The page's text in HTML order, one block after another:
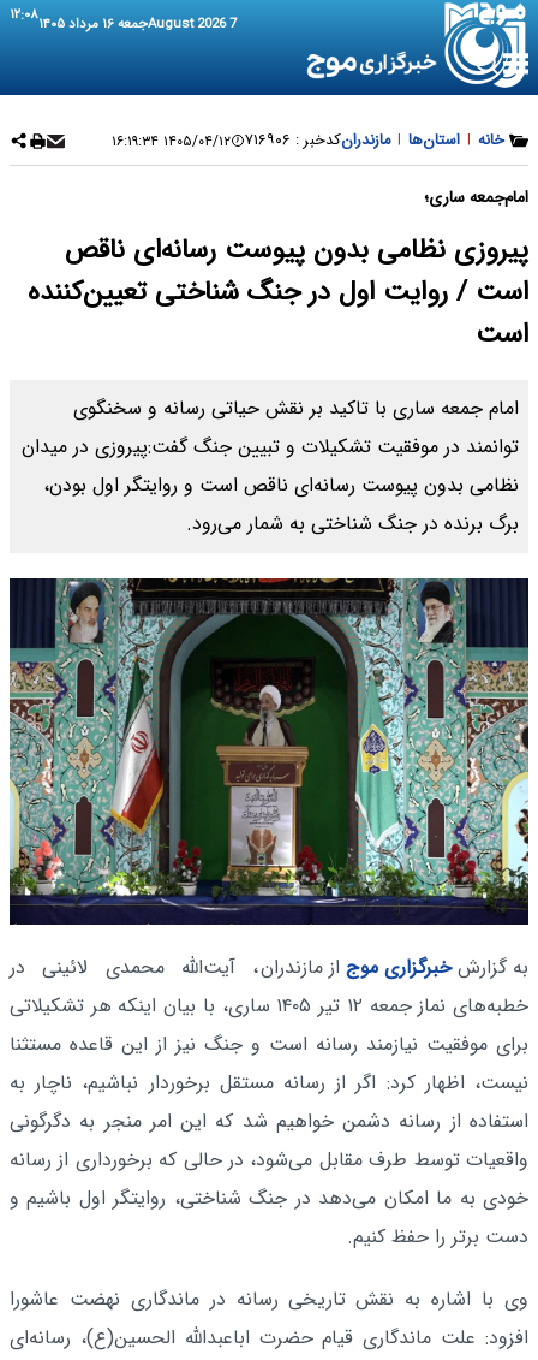
7 August 2026 جمعه ۱۶ مرداد ۱۴۰۵ ۱۲:۰۸
خانه | استان‌ها | مازندرانکدخبر : ۷۱۶۹۰۶ ۱۴۰۵/۰۴/۱۲ ۱۶:۱۹:۳۴
امام‌جمعه ساری؛
پیروزی نظامی بدون پیوست رسانه‌ای ناقص
است / روایت اول در جنگ شناختی تعیین‌کننده
است
امام جمعه ساری با تاکید بر نقش حیاتی رسانه و سخنگوی
توانمند در موفقیت تشکیلات و تبیین جنگ گفت:پیروزی در میدان
نظامی بدون پیوست رسانه‌ای ناقص است و روایتگر اول بودن،
برگ برنده در جنگ شناختی به شمار می‌رود.
به گزارشخبرگزاری موج از مازندران، آیت‌الله محمدی لائینی در
خطبه‌های نماز جمعه ۱۲ تیر ۱۴۰۵ ساری، با بیان اینکه هر تشکیلاتی
برای موفقیت نیازمند رسانه است و جنگ نیز از این قاعده مستثنا
نیست، اظهار کرد: اگر از رسانه مستقل برخوردار نباشیم، ناچار به
استفاده از رسانه دشمن خواهیم شد که این امر منجر به دگرگونی
واقعیات توسط طرف مقابل می‌شود، در حالی که برخورداری از رسانه
خودی به ما امکان می‌دهد در جنگ شناختی، روایتگر اول باشیم و
دست برتر را حفظ کنیم.
وی با اشاره به نقش تاریخی رسانه در ماندگاری نهضت عاشورا
افزود: علت ماندگاری قیام حضرت اباعبدالله الحسین(ع)، رسانه‌ای